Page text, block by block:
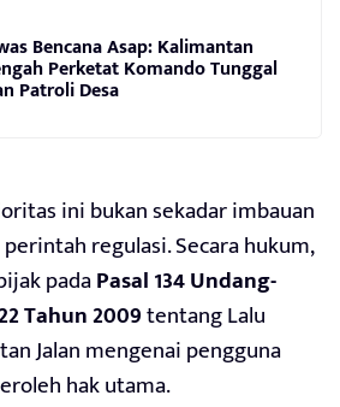
Bencana Asap: Kalimantan
Perketat Komando Tunggal
Patroli Desa
ini bukan sekadar imbauan
regulasi. Secara hukum,
padaPasal 134 Undang-
Tahun 2009tentang Lalu
Jalan mengenai pengguna
hak utama.